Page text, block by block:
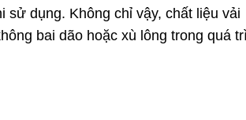
sử dụng. Không chỉ vậy, chất liệu vải
bai dão hoặc xù lông trong quá